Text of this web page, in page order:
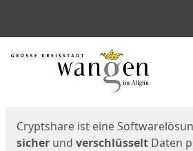
Start
Cryptshare ist eine
sicher und verschlüsselt Daten